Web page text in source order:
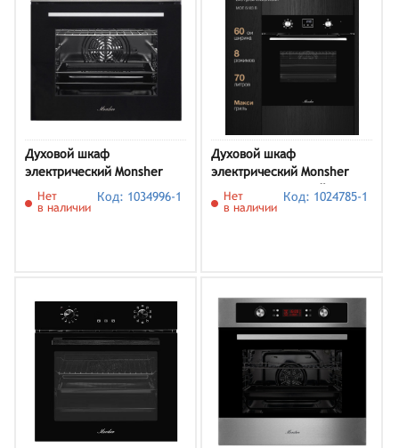
Духовой шкаф
электрический Monsher
MOE 6193 Acier
Нет
в наличии
Код: 1034996-1
Духовой шкаф
электрический Monsher
MOE 6183 B, черный
Нет
в наличии
Код: 1024785-1